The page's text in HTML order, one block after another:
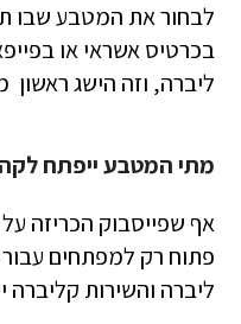
לבחור את המטבע שבו
בכרטיס אשראי או
ליברה, וזה הישג
מתי המטבע ייפתח
אף שפייסבוק הכריזה
פתוח רק למפתחים עבור
ליברה והשירות קליברה